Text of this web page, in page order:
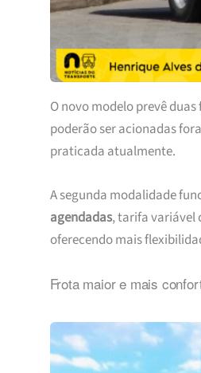
O novo modelo prevê
poderão ser acionadas
praticada atualmente.
A segunda modalidade
agendadas, tarifa variável
oferecendo mais
Frota maior e mais